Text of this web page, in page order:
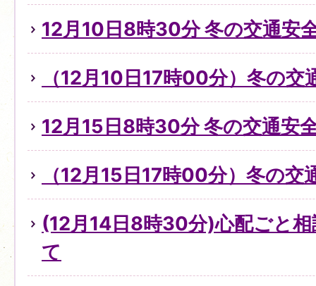
12月10日8時30分 冬の交通安
（12月10日17時00分）冬の
12月15日8時30分 冬の交通安
（12月15日17時00分）冬の
(12月14日8時30分)心配ごと
て